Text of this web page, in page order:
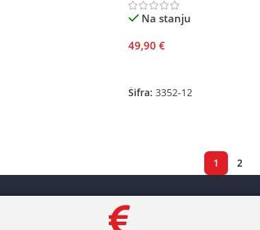
Na stanju
49,90 €
Šifra: 3352-12
1 2